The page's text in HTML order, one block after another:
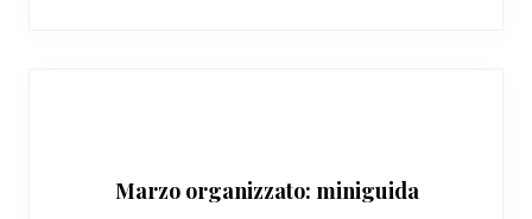
Marzo organizzato: miniguida